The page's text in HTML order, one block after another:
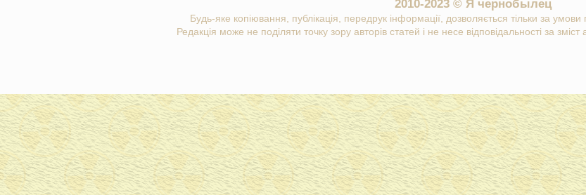
2010-2023 © Я чернобылец
Будь-яке копіювання, публікація, передрук інформації, дозволяється тільки за
Редакція може не поділяти точку зору авторів статей і не несе відповідальності за зміст